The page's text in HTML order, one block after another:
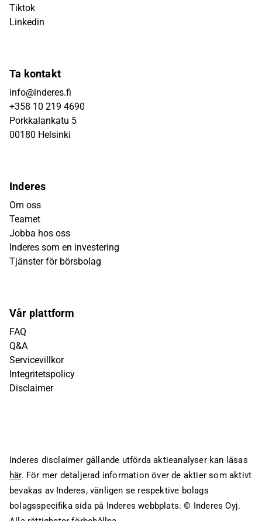
Tiktok
Linkedin
Ta kontakt
info@inderes.fi
+358 10 219 4690
Porkkalankatu 5
00180 Helsinki
Inderes
Om oss
Teamet
Jobba hos oss
Inderes som en investering
Tjänster för börsbolag
Vår plattform
FAQ
Q&A
Servicevillkor
Integritetspolicy
Disclaimer
Inderes disclaimer gällande utförda aktieanalyser kan läsas
här. För mer detaljerad information över de aktier som aktivt
bevakas av Inderes, vänligen se respektive bolags
bolagsspecifika sida på Inderes webbplats. © Inderes Oyj.
Alla rättigheter förbehållna.